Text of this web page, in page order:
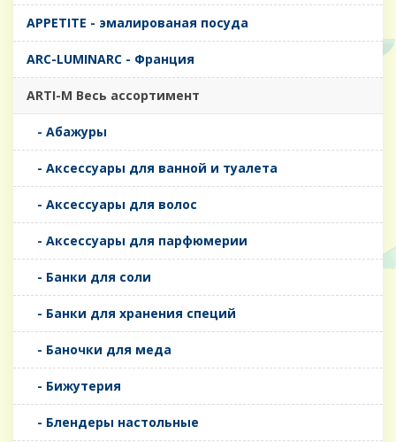
APPETITE - эмалированая посуда
ARC-LUMINARC - Франция
ARTI-M Весь ассортимент
- Абажуры
- Аксессуары для ванной и туалета
- Аксессуары для волос
- Аксессуары для парфюмерии
- Банки для соли
- Банки для хранения специй
- Баночки для меда
- Бижутерия
- Блендеры настольные